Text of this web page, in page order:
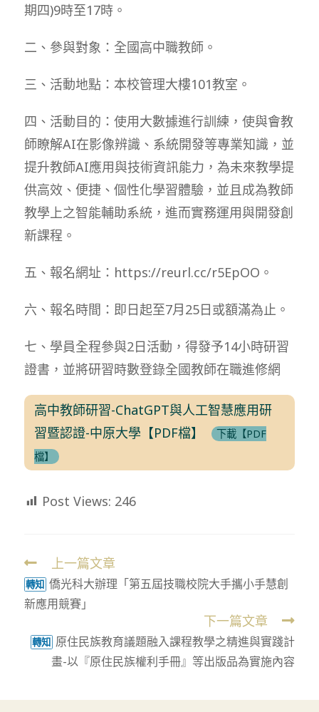
期四)9時至17時。
二、參與對象：全國高中職教師。
三、活動地點：本校管理大樓101教室。
四、活動目的：使用大數據進行訓練，使與會教
師瞭解AI在影像辨識、系統開發等專業知識，並
提升教師AI應用與技術資訊能力，為未來教學提
供高效、便捷、個性化學習體驗，並且成為教師
教學上之智能輔助系統，進而實務運用與開發創
新課程。
五、報名網址：https://reurl.cc/r5EpOO。
六、報名時間：即日起至7月25日或額滿為止。
七、學員全程參與2日活動，得發予14小時研習
證書，並將研習時數登錄全國教師在職進修網
高中教師研習-ChatGPT與人工智慧應用研
習暨認證-中原大學【PDF檔】
下載【PDF
檔】
Post Views: 246
Read
more
articles
上一篇文章
轉知 僑光科大辦理「第五屆技職校院大手攜小手慧創
新應用競賽」
下一篇文章
轉知 原住民族教育議題融入課程教學之精進與實踐計
畫-以『原住民族權利手冊』等出版品為實施內容